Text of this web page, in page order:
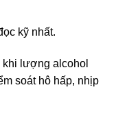
kỹ nhất.
khi lượng alcohol
soát hô hấp, nhịp